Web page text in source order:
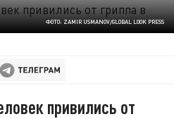
ФОТО: ZAMIR USMANOV/GLOBAL LOOK PRESS
привились от